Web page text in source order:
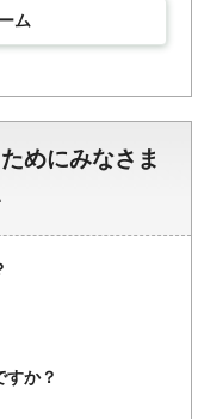
ム
めにみなさま
すか？